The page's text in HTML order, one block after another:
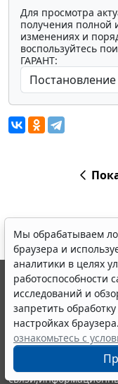
Для просмотра
получения полной
изменениях и
воспользуйтесь
ГАРАНТ:
Мы обрабатываем
браузера и
аналитики в целях
работоспособности
исследований и
запретить
настройках
ознакомьтесь с
© ООО "НПП "ГАРАНТ-
выпускается с 1990
являются
информации ГАРАНТ.
Портал ГАРАНТ.РУ
издания